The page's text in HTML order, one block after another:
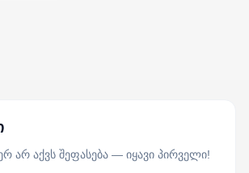
არ აქვს შეფასება — იყავი პირველი!